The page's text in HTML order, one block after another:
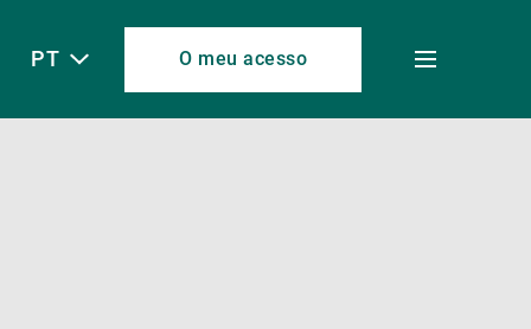
PT O meu acesso
Toggle